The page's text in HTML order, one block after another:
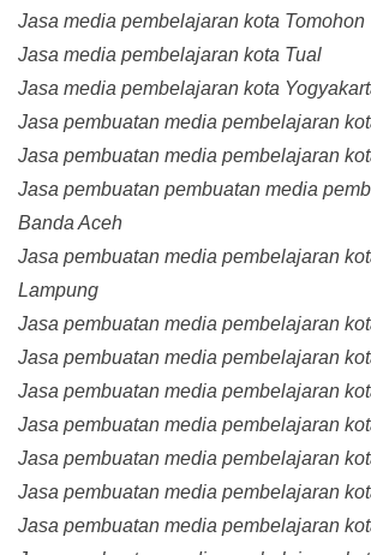
Jasa media pembelajaran kota Tomohon
Jasa media pembelajaran kota Tual
Jasa media pembelajaran kota
Jasa pembuatan media pembelajaran
Jasa pembuatan media pembelajaran
Jasa pembuatan pembuatan media
Banda Aceh
Jasa pembuatan media pembelajaran
Lampung
Jasa pembuatan media pembelajaran
Jasa pembuatan media pembelajaran
Jasa pembuatan media pembelajaran
Jasa pembuatan media pembelajaran
Jasa pembuatan media pembelajaran
Jasa pembuatan media pembelajaran
Jasa pembuatan media pembelajaran